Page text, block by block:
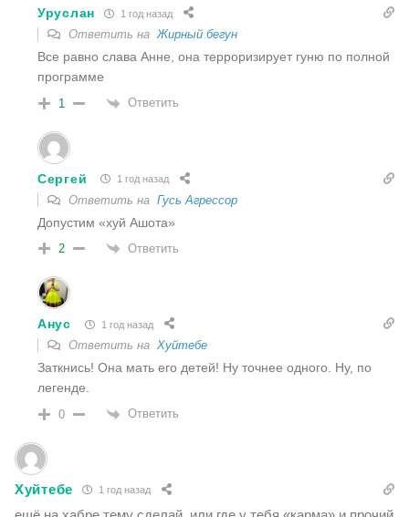
Уруслан 1 год назад
Ответить наЖирный бегун
Все равно слава Анне, она терроризирует гуню по полной
программе
1 Ответить
Сергей 1 год назад
Ответить на Гусь Агрессор
Допустим «хуй Ашота»
2 Ответить
Анус 1 год назад
Ответить на Хуйтебе
Заткнись! Она мать его детей! Ну точнее одного. Ну, по
легенде.
0 Ответить
Хуйтебе 1 год назад